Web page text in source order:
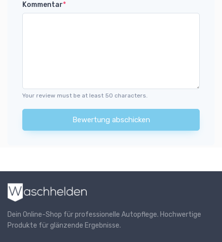
Kommentar*
Your review must be at least 50 characters.
Bewertung abschicken
Dein Online-Shop für professionelle Autopflege. Hochwertige
Produkte für glänzende Ergebnisse.